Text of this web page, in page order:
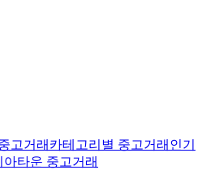
고거래 카테고리별 중고거래 인기
아타운 중고거래